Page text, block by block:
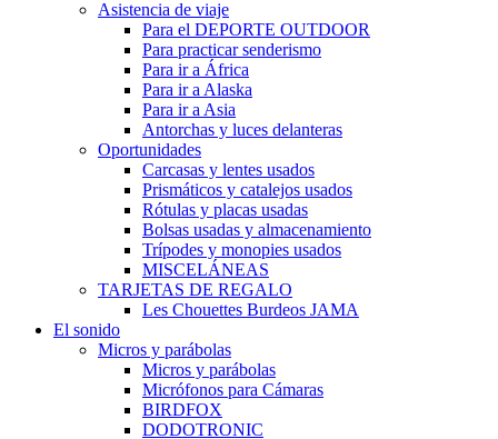
Asistencia de viaje
Para el DEPORTE OUTDOOR
Para practicar senderismo
Para ir a África
Para ir a Alaska
Para ir a Asia
Antorchas y luces delanteras
Oportunidades
Carcasas y lentes usados
Prismáticos y catalejos usados
Rótulas y placas usadas
Bolsas usadas y almacenamiento
Trípodes y monopies usados
MISCELÁNEAS
TARJETAS DE REGALO
Les Chouettes Burdeos JAMA
El sonido
Micros y parábolas
Micros y parábolas
Micrófonos para Cámaras
BIRDFOX
DODOTRONIC